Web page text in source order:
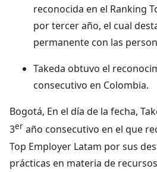
reconocida en el Ranking
por tercer año, el cual
permanente con las
Takeda obtuvo el
consecutivo en Colombia.
Bogotá, En el día de la fecha,
3er año consecutivo en el que
Top Employer Latam por sus
prácticas en materia de